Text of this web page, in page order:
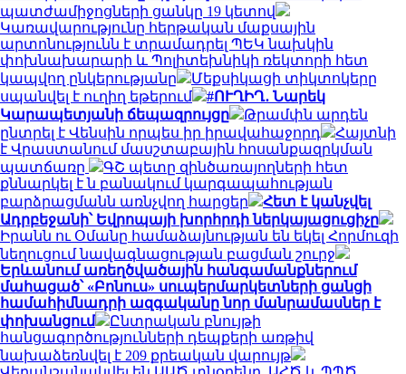
պատժամիջոցների ցանկը 19 կետով
Կառավարությունը հերթական մաքսային
արտոնությունն է տրամադրել ՊԵԿ նախկին
փոխնախարարի և Պոլիտեխնիկի ռեկտորի հետ
կապվող ընկերությանը
Մեքսիկացի տիկտոկերը
սպանվել է ուղիղ եթերում
#ՈՒՂԻՂ․ Նարեկ
Կարապետյանի ճեպազրույցը
Թրամփն արդեն
ընտրել է Վենսին որպես իր իրավահաջորդ
Հայտնի
է Վրաստանում մասշտաբային հոսանքազրկման
պատճառը
ԳՇ պետը զինծառայողների հետ
քննարկել է ն բանակում կարգապահության
բարձրացմանն առնչվող հարցեր
Հետ է կանչվել
Ադրբեջանի՝ Եվրոպայի խորհրդի ներկայացուցիչը
Իրանն ու Օմանը համաձայնության են եկել Հորմուզի
նեղուցում նավագնացության բացման շուրջ
Երևանում առեղծվածային հանգամանքներում
մահացած՝ «Բոնուս» սուպերմարկետների ցանցի
համահիմնադրի ազգականը նոր մանրամասներ է
փոխանցում
Ընտրական բնույթի
հանցագործությունների դեպքերի առթիվ
նախաձեռնվել է 209 քրեական վարույթ